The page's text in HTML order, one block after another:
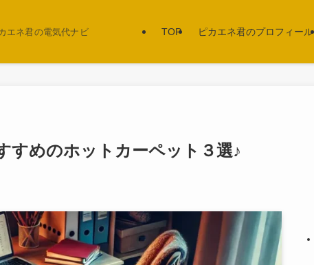
エネ君の電気代ナビ TOP ピカエネ君のプロフィール
すめのホットカーペット３選♪